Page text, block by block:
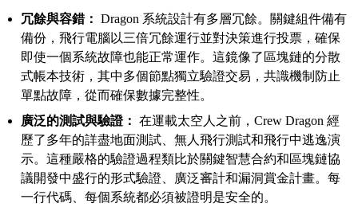
冗餘與容錯： Dragon 系統設計有多層冗餘。關鍵組件備有
備份，飛行電腦以三倍冗餘運行並對決策進行投票，確保
即使一個系統故障也能正常運作。這鏡像了區塊鏈的分散
式帳本技術，其中多個節點獨立驗證交易，共識機制防止
單點故障，從而確保數據完整性。
廣泛的測試與驗證： 在運載太空人之前，Crew Dragon 經
歷了多年的詳盡地面測試、無人飛行測試和飛行中逃逸演
示。這種嚴格的驗證過程類比於關鍵智慧合約和區塊鏈協
議開發中盛行的形式驗證、廣泛審計和漏洞賞金計畫。每
一行代碼、每個系統都必須被證明是安全的。